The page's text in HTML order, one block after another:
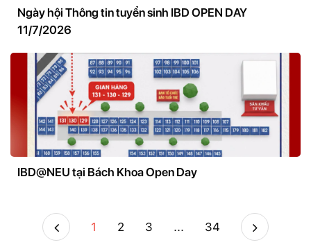
Ngày hội Thông tin tuyển sinh IBD OPEN DAY
11/7/2026
IBD@NEU tại Bách Khoa Open Day
1 2 3 ... 34